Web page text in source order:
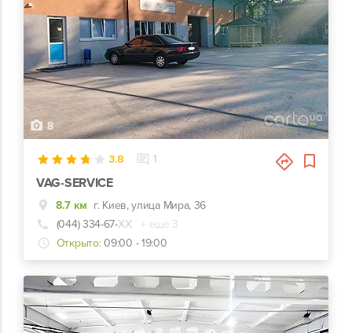
8
3.8 1
VAG-SERVICE
8.7 км г. Киев, улица Мира, 36
(044) 334-67-ХХ
+ еще 3
Открыто: 09:00 - 19:00